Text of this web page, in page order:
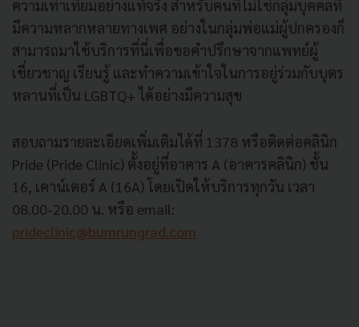
ความเท่าเทียมอย่างแท้จริง สำหรับคนที่ไม่ใช่กลุ่มบุคคลที่
มีความหลากหลายทางเพศ อย่างในกลุ่มพ่อแม่ผู้ปกครองก็
สามารถมาใช้บริการที่นี่เพื่อขอคำปรึกษาจากแพทย์ผู้
เชี่ยวชาญ เรียนรู้ และทำความเข้าใจในการอยู่ร่วมกับบุตร
หลานที่เป็น LGBTQ+ ได้อย่างมีความสุข
สอบถามรายละเอียดเพิ่มเติมได้ที่ 1378 หรือติดต่อคลินิก
Pride (Pride Clinic) ตั้งอยู่ที่อาคาร A (อาคารคลินิก) ชั้น
16, เคาน์เตอร์ A (16A) โดยเปิดให้บริการทุกวัน เวลา
08.00-20.00 น. หรือ email:
prideclinic@bumrungrad.com